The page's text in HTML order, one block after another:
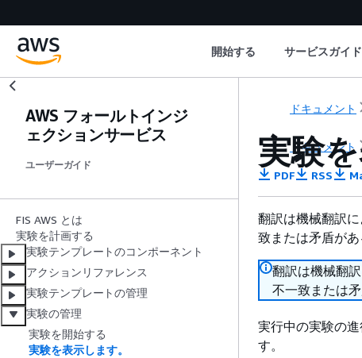
開始する サービスガイド
AWS フォールトインジ
ェクションサービス
ユーザーガイド
FIS AWS とは
実験を計画する
実験テンプレートのコンポーネント
アクションリファレンス
実験テンプレートの管理
実験の管理
実験を開始する
実験を表示します。
ドキュメント
ドキュメント
実験
PDF RSS
翻訳は機械翻訳
致または矛盾があ
翻訳は機械翻
不一致または
実行中の実験の
す。